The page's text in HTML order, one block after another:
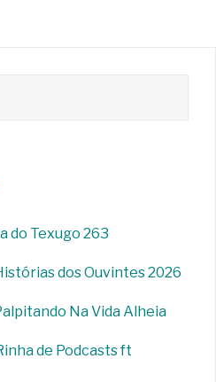
do Texugo 263
dos Ouvintes 2026
Na Vida Alheia
de Podcasts ft